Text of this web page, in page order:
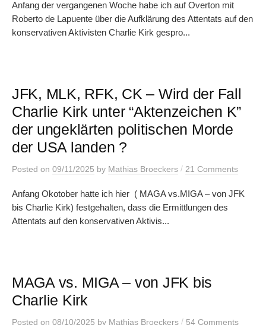
Anfang der vergangenen Woche habe ich auf Overton mit
Roberto de Lapuente über die Aufklärung des Attentats auf den
konservativen Aktivisten Charlie Kirk gespro...
JFK, MLK, RFK, CK – Wird der Fall
Charlie Kirk unter “Aktenzeichen K”
der ungeklärten politischen Morde
der USA landen ?
Posted on 09/11/2025 by Mathias Broeckers / 21 Comments
Anfang Okotober hatte ich hier ( MAGA vs.MIGA – von JFK
bis Charlie Kirk) festgehalten, dass die Ermittlungen des
Attentats auf den konservativen Aktivis...
MAGA vs. MIGA – von JFK bis
Charlie Kirk
Posted on 08/10/2025 by Mathias Broeckers / 54 Comments